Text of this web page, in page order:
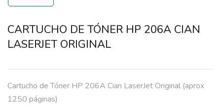
CARTUCHO DE TÓNER HP 206A CIAN
LASERJET ORIGINAL
Cartucho de Tóner HP 206A Cian LaserJet Original (aprox
1250 páginas)